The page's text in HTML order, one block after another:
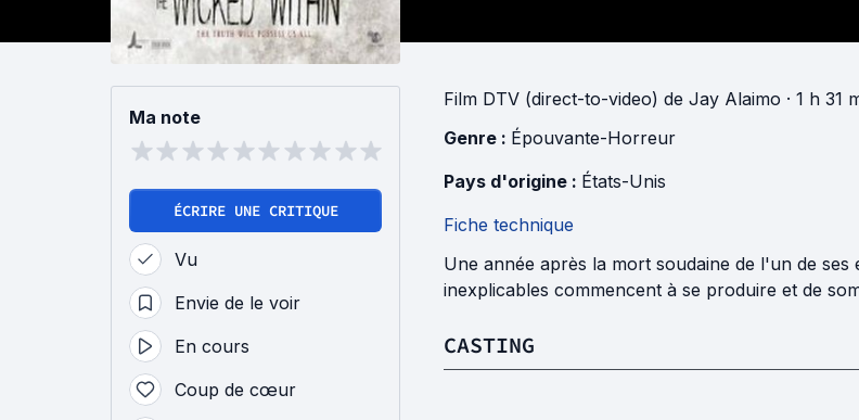
Ma note
ÉCRIRE UNE CRITIQUE
Vu
Envie de le voir
En cours
Coup de cœur
Film DTV (direct-to-video) de Jay Alaimo · 1 h 31
Genre : Épouvante-Horreur
Pays d'origine : États-Unis
Fiche technique
Une année après la mort soudaine de l'un de
inexplicables commencent à se produire et de
CASTING